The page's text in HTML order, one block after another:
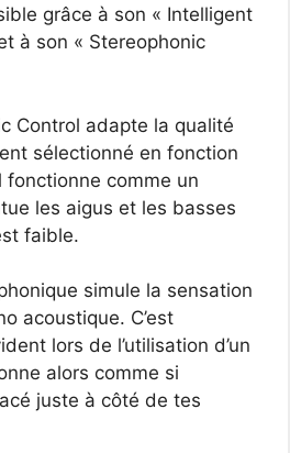
grâce à son « Intelligent
à son « Stereophonic
Control adapte la qualité
sélectionné en fonction
fonctionne comme un
les aigus et les basses
faible.
simule la sensation
acoustique. C’est
lors de l’utilisation d’un
alors comme si
juste à côté de tes